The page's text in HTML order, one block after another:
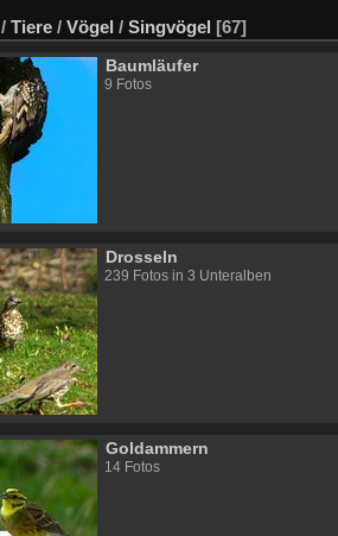
/ Tiere / Vögel / Singvögel [67]
Baumläufer
9 Fotos
Drosseln
239 Fotos in 3 Unteralben
Goldammern
14 Fotos